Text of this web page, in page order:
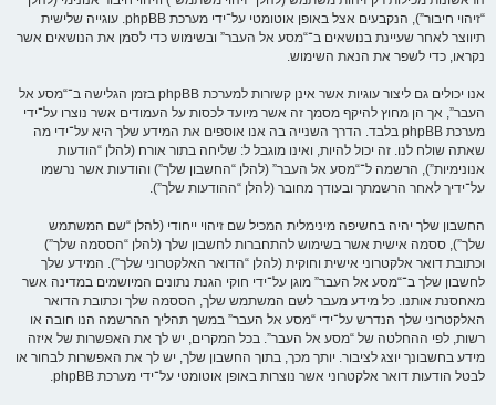
“זיהוי חיבור”), הנקבעים אצל באופן אוטומטי על־ידי מערכת phpBB. עוגייה שלישית
תיווצר לאחר שעיינת בנושאים ב־“מסע אל העבר” ובשימוש כדי לסמן את הנושאים אשר
נקראו, כדי לשפר את הנאת השימוש.
אנו יכולים גם ליצור עוגיות אשר אינן קשורות למערכת phpBB בזמן הגלישה ב־“מסע אל
העבר”, אך הן מחוץ להיקף מסמך זה אשר מיועד לכסות על העמודים אשר נוצרו על־ידי
מערכת phpBB בלבד. הדרך השנייה בה אנו אוספים את המידע שלך היא על־ידי מה
שאתה שולח לנו. זה יכול להיות, ואינו מוגבל ל: שליחה בתור אורח (להלן “הודעות
אנונימיות”), הרשמה ל־“מסע אל העבר” (להלן “החשבון שלך”) והודעות אשר נרשמו
על־ידיך לאחר הרשמתך ובעודך מחובר (להלן “ההודעות שלך”).
החשבון שלך יהיה בחשיפה מינימלית המכיל שם זיהוי ייחודי (להלן “שם המשתמש
שלך”), ססמה אישית אשר בשימוש להתחברות לחשבון שלך (להלן “הססמה שלך”)
וכתובת דואר אלקטרוני אישית וחוקית (להלן “הדואר האלקטרוני שלך”). המידע שלך
לחשבון שלך ב־“מסע אל העבר” מוגן על־ידי חוקי הגנת נתונים המיושמים במדינה אשר
מאחסנת אותנו. כל מידע מעבר לשם המשתמש שלך, הססמה שלך וכתובת הדואר
האלקטרוני שלך הנדרש על־ידי “מסע אל העבר” במשך תהליך ההרשמה הנו חובה או
רשות, לפי ההחלטה של “מסע אל העבר”. בכל המקרים, יש לך את האפשרות של איזה
מידע בחשבונך יוצג לציבור. יותך מכך, בתוך החשבון שלך, יש לך את האפשרות לבחור או
לבטל הודעות דואר אלקטרוני אשר נוצרות באופן אוטומטי על־ידי מערכת phpBB.